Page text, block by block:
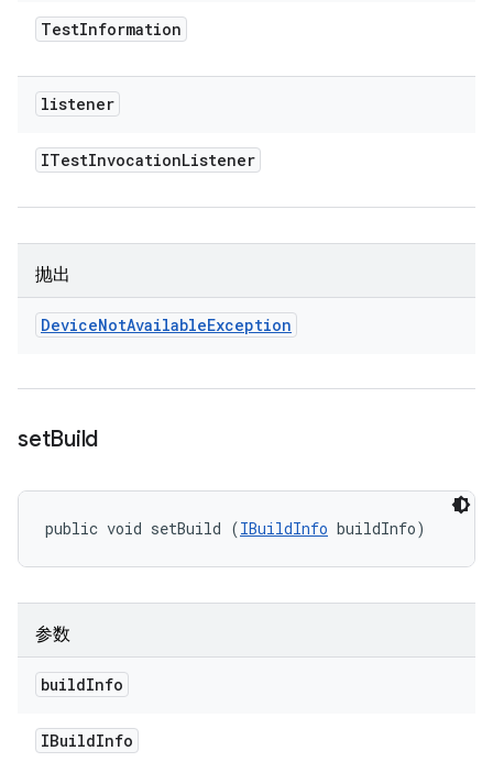
TestInformation
listener
ITestInvocationListener
抛出
DeviceNotAvailableException
setBuild
public void setBuild (IBuildInfo buildInfo)
参数
buildInfo
IBuildInfo